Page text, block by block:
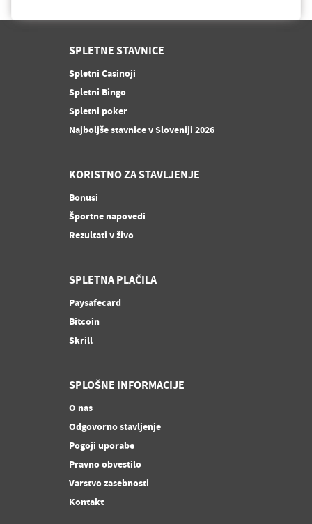
SPLETNE STAVNICE
Spletni Casinoji
Spletni Bingo
Spletni poker
Najboljše stavnice v Sloveniji 2026
KORISTNO ZA STAVLJENJE
Bonusi
Športne napovedi
Rezultati v živo
SPLETNA PLAČILA
Paysafecard
Bitcoin
Skrill
SPLOŠNE INFORMACIJE
O nas
Odgovorno stavljenje
Pogoji uporabe
Pravno obvestilo
Varstvo zasebnosti
Kontakt